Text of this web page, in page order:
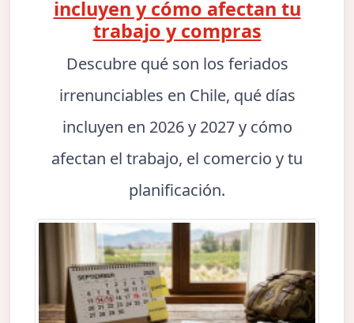
incluyen y cómo afectan tu
trabajo y compras
Descubre qué son los feriados
irrenunciables en Chile, qué días
incluyen en 2026 y 2027 y cómo
afectan el trabajo, el comercio y tu
planificación.